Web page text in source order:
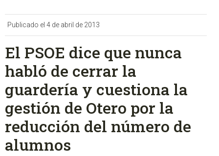
Publicado el 4 de abril de 2013
El PSOE dice que nunca
habló de cerrar la
guardería y cuestiona la
gestión de Otero por la
reducción del número de
alumnos